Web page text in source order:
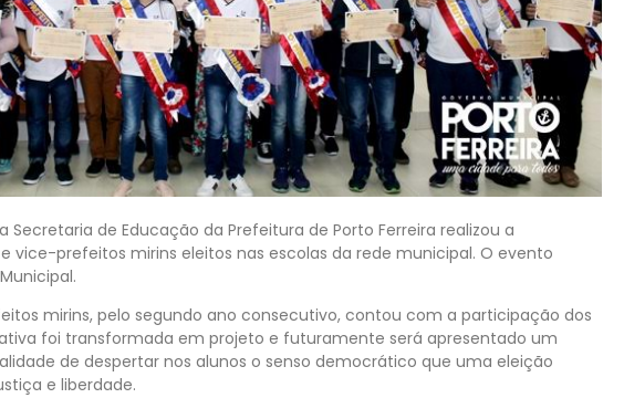
Secretaria de Educação da Prefeitura de Porto Ferreira realizou a
vice-prefeitos mirins eleitos nas escolas da rede municipal. O evento
mirins, pelo segundo ano consecutivo, contou com a participação dos
foi transformada em projeto e futuramente será apresentado um
de despertar nos alunos o senso democrático que uma eleição
e liberdade.